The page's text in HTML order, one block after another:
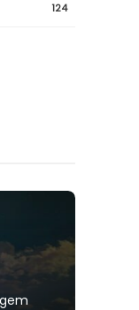
124